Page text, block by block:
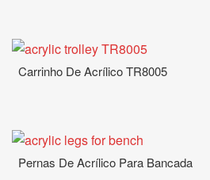
Carrinho De Acrílico TR8005
Pernas De Acrílico Para Bancada